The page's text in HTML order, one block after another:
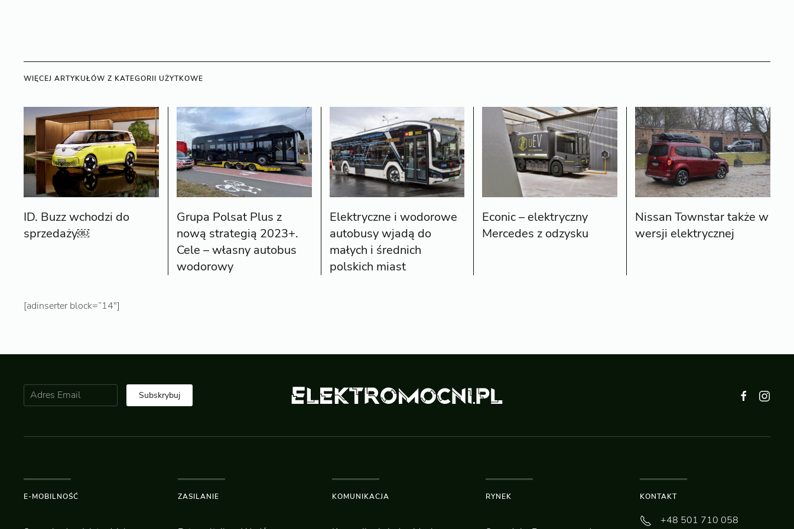
WIĘCEJ ARTYKUŁÓW Z KATEGORII UŻYTKOWE
ID. Buzz wchodzi do
sprzedaży￼
Grupa Polsat Plus z
nową strategią 2023+.
Cele – własny autobus
wodorowy
Elektryczne i wodorowe
autobusy wjadą do
małych i średnich
polskich miast
Econic – elektryczny
Mercedes z odzysku
Nissan Townstar także w
wersji elektrycznej
[adinserter block=”14″]
Subskrybuj
E-MOBILNOŚĆ ZASILANIE KOMUNIKACJA RYNEK KONTAKT
+48 501 710 058